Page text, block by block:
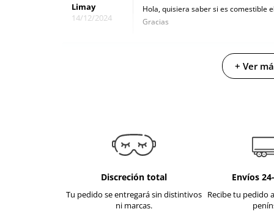
Limay
14/12/2024
Hola, quisiera saber si es comestible
Gracias
Espero haberte ayudado.
Clara (at. al cliente de diversual).
Valoración
+ Ver
Discreción total
Tu pedido se entregará sin distintivos
ni marcas.
Envíos
Recibe tu pedido